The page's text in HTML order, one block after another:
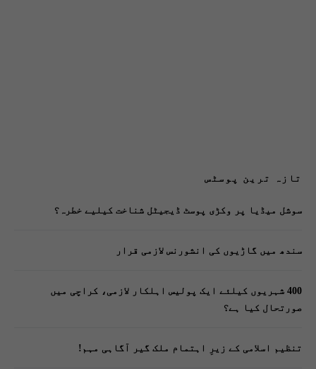
تازہ ترین پوسٹس
سوشل میڈیا پر وکڑی پوسٹ ڈیجیٹل شناخت کیلیے خطرہ؟
سندھ میں گاڑیوں کی انشورنس لازمی قرار
400 شہریوں کیلئے ایک پولیس اہلکار لازمی، کراچی میں
صورتحال کیا ہے؟
تنظیم اسلامی کے زیرِ اہتمام ملک گیر آگاہی مہم!